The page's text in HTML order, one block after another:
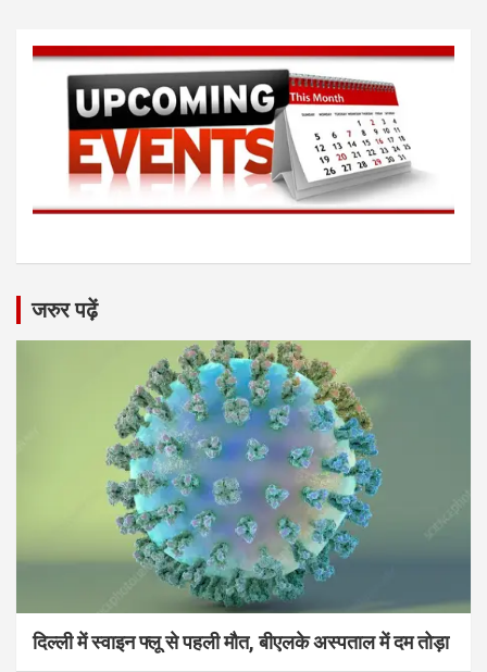
जरुर पढ़ें
दिल्ली में स्वाइन फ्लू से पहली मौत, बीएलके अस्पताल में दम तोड़ा